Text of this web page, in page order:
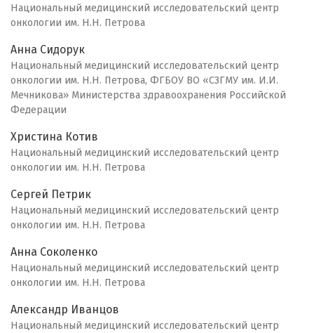
Национальный медицинский исследовательский центр
онкологии им. Н.Н. Петрова
Анна Сидорук
Национальный медицинский исследовательский центр
онкологии им. Н.Н. Петрова, ФГБОУ ВО «СЗГМУ им. И.И.
Мечникова» Министерства здравоохранения Российской
Федерации
Христина Котив
Национальный медицинский исследовательский центр
онкологии им. Н.Н. Петрова
Сергей Петрик
Национальный медицинский исследовательский центр
онкологии им. Н.Н. Петрова
Анна Соколенко
Национальный медицинский исследовательский центр
онкологии им. Н.Н. Петрова
Александр Иванцов
Национальный медицинский исследовательский центр